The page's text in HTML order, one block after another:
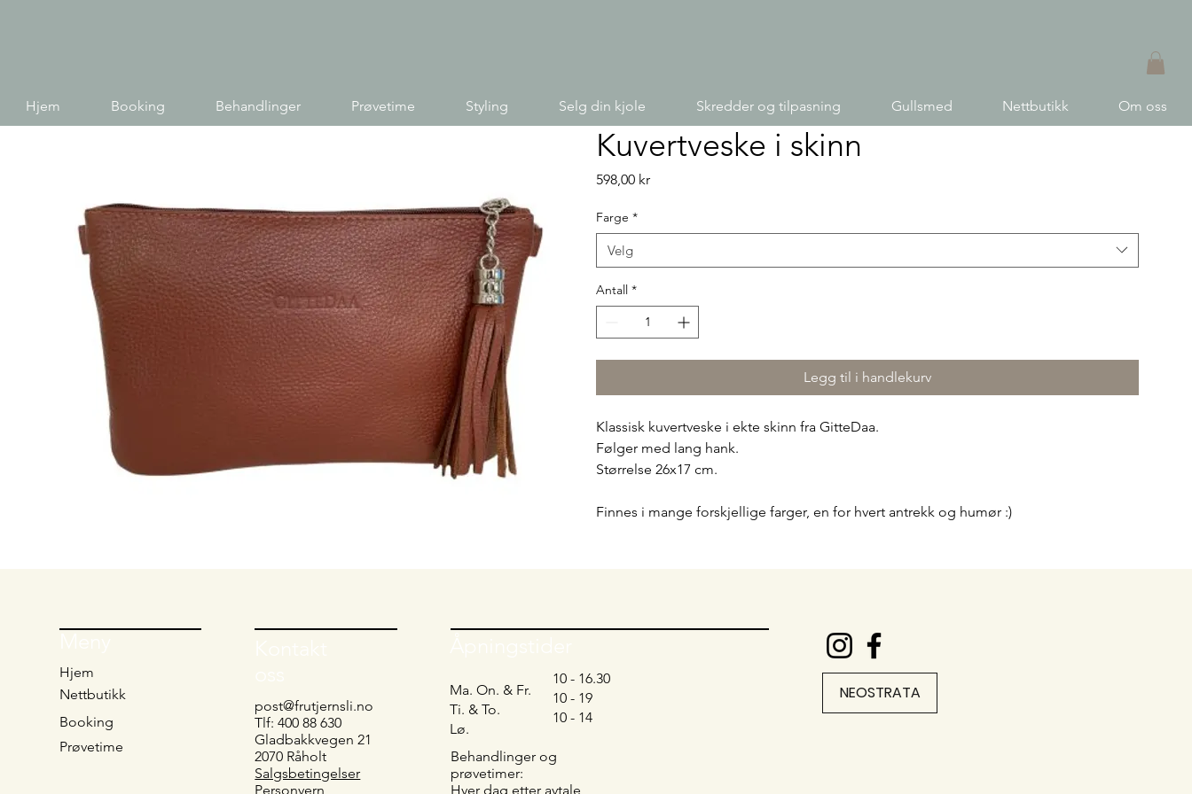
Hjem Booking Behandlinger Prøvetime Styling Selg din kjole Skredder og tilpasning Gullsmed Nettbutikk Om oss
Kuvertveske i skinn
598,00 krPris
Farge *
Velg
Antall *
Legg til i handlekurv
Klassisk kuvertveske i ekte skinn fra GitteDaa.
Følger med lang hank.
Størrelse 26x17 cm.
Finnes i mange forskjellige farger, en for hvert antrekk og humør :)
post@frutjernsli.no
Tlf: 400 88 630
Gladbakkvegen 21
2070 Råholt
Salgsbetingelser
Personvern
Hjem
Nettbutikk
Booking
Prøvetime
NEOSTRATA
Ma. On. & Fr.
Ti. & To.
Lø.
10 - 16.30
10 - 19
10 - 14
Behandlinger og
prøvetimer:
Hver dag etter avtale